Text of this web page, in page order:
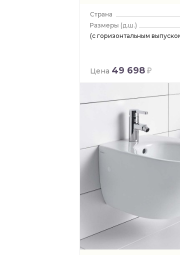
(д.ш.)
(с горизонтальным
Цена 49 698